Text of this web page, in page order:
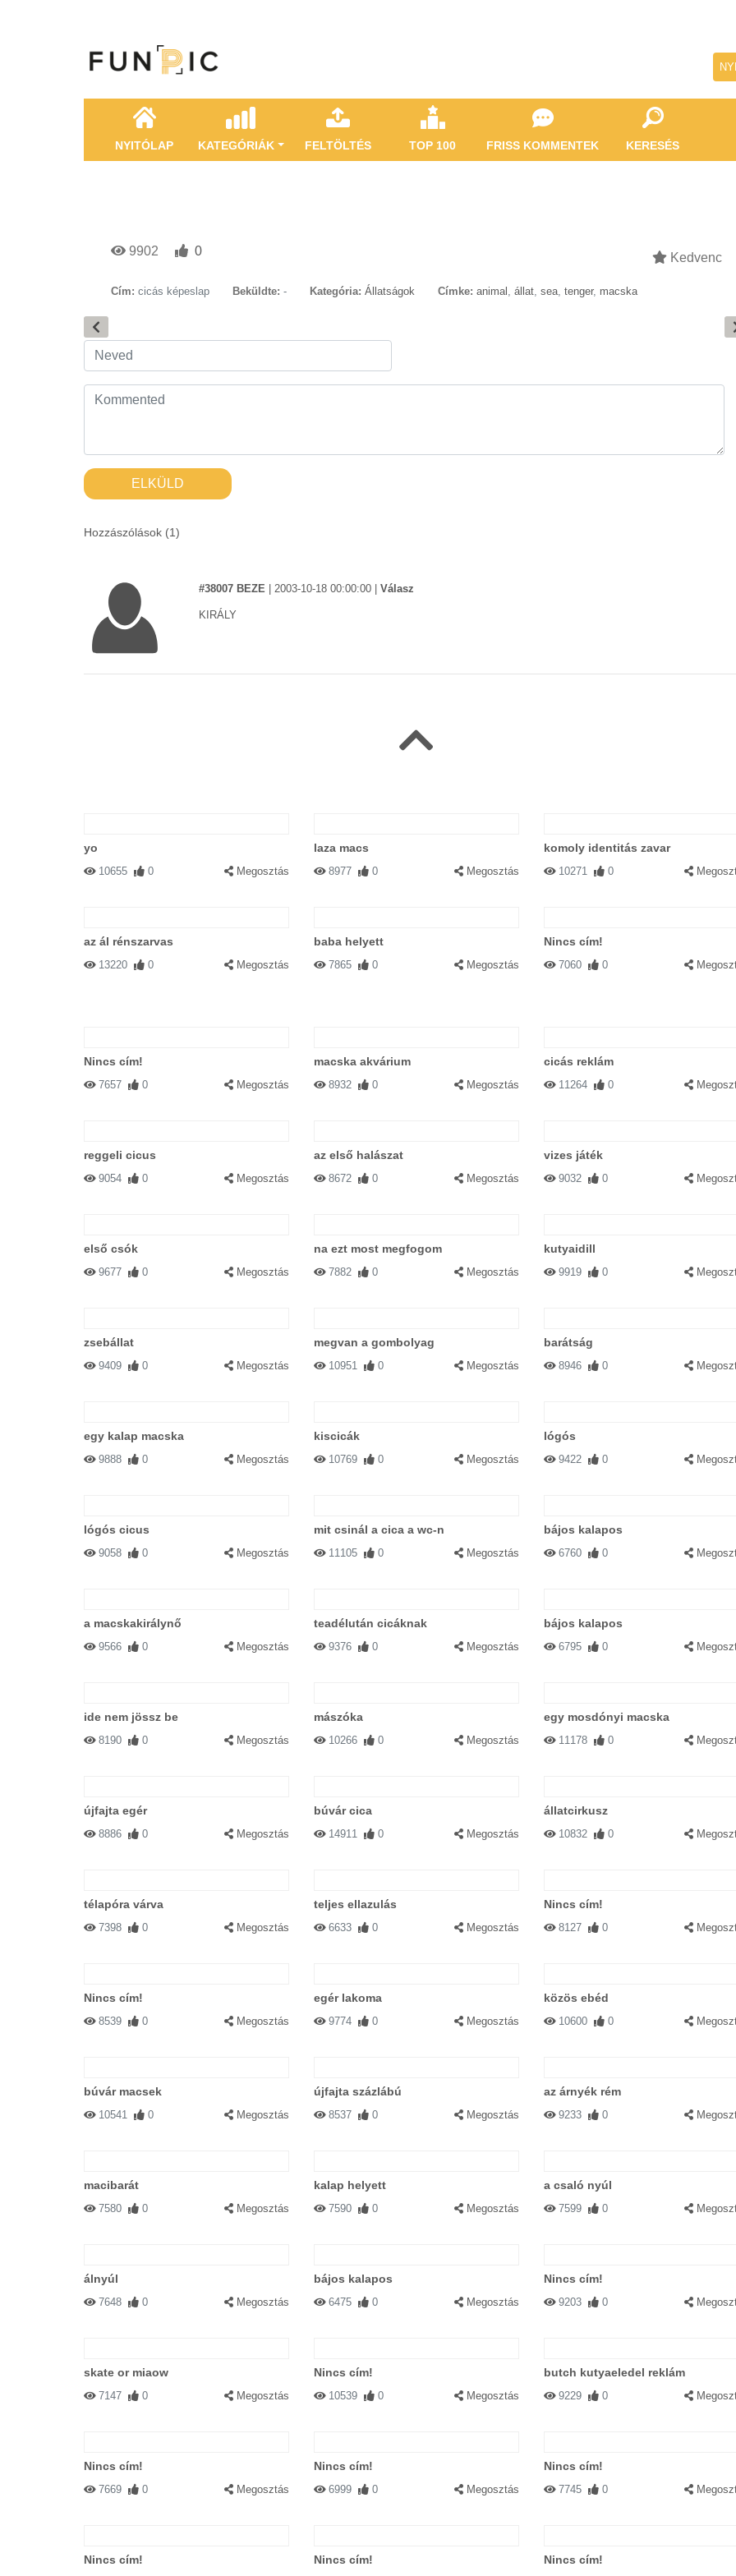
NYITÓLAP KATEGÓRIÁK FELTÖLTÉS TOP 100 FRISS KOMMENTEK KERESÉS
9902 0 Kedvenc
Cím: cicás képeslap Beküldte: - Kategória: Állatságok Címke: animal , állat, sea, tenger, macska
ELKÜLD
Hozzászólások (1)
#38007 BEZE 2003-10-18 00:00:00 Válasz
KIRÁLY
yo
10655 0 Megosztás
laza macs
8977 0 Megosztás
komoly identitás zavar
10271 0
az ál rénszarvas
13220 0 Megosztás
baba helyett
7865 0 Megosztás
Nincs cím!
7060 0
Nincs cím!
7657 0 Megosztás
macska akvárium
8932 0 Megosztás
cicás reklám
11264 0
reggeli cicus
9054 0 Megosztás
az első halászat
8672 0 Megosztás
vizes játék
9032 0
első csók
9677 0 Megosztás
na ezt most megfogom
7882 0 Megosztás
kutyaidill
9919 0
zsebállat
9409 0 Megosztás
megvan a gombolyag
10951 0 Megosztás
barátság
8946 0
egy kalap macska
9888 0 Megosztás
kiscicák
10769 0 Megosztás
lógós
9422 0
lógós cicus
9058 0 Megosztás
mit csinál a cica a wc-n
11105 0 Megosztás
bájos kalapos
6760 0
a macskakirálynő
9566 0 Megosztás
teadélután cicáknak
9376 0 Megosztás
bájos kalapos
6795 0
ide nem jössz be
8190 0 Megosztás
mászóka
10266 0 Megosztás
egy mosdónyi macska
11178 0
újfajta egér
8886 0 Megosztás
búvár cica
14911 0 Megosztás
állatcirkusz
10832 0
télapóra várva
7398 0 Megosztás
teljes ellazulás
6633 0 Megosztás
Nincs cím!
8127 0
Nincs cím!
8539 0 Megosztás
egér lakoma
9774 0 Megosztás
közös ebéd
10600 0
búvár macsek
10541 0 Megosztás
újfajta százlábú
8537 0 Megosztás
az árnyék rém
9233 0
macibarát
7580 0 Megosztás
kalap helyett
7590 0 Megosztás
a csaló nyúl
7599 0
álnyúl
7648 0 Megosztás
bájos kalapos
6475 0 Megosztás
Nincs cím!
9203 0
skate or miaow
7147 0 Megosztás
Nincs cím!
10539 0 Megosztás
butch kutyaeledel reklám
9229 0
Nincs cím!
7669 0 Megosztás
Nincs cím!
6999 0 Megosztás
Nincs cím!
7745 0
Nincs cím! Nincs cím! Nincs cím!